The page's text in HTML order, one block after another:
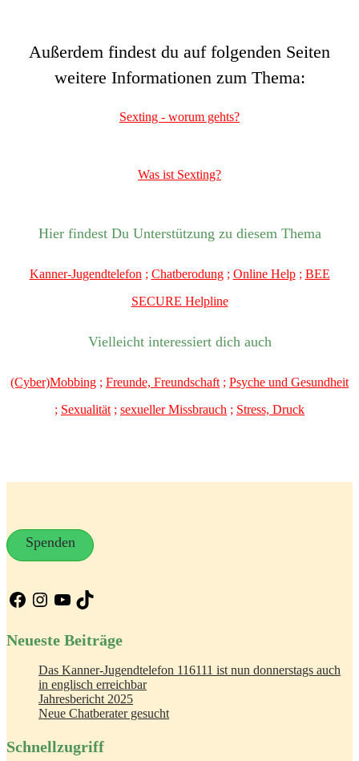
Außerdem findest du auf folgenden Seiten
weitere Informationen zum Thema:
Sexting - worum gehts?
Was ist Sexting?
Hier findest Du Unterstützung zu diesem Thema
Kanner-Jugendtelefon ; Chatberodung; Online Help; BEE
SECURE Helpline
Vielleicht interessiert dich auch
(Cyber)Mobbing ; Freunde, Freundschaft ; Psyche und Gesundheit
; Sexualität ; sexueller Missbrauch ; Stress, Druck
Spenden
Facebook
Instagram
YouTube
TikTok
Neueste Beiträge
Das Kanner-Jugendtelefon 116111 ist nun donnerstags auch
in englisch erreichbar
Jahresbericht 2025
Neue Chatberater gesucht
Schnellzugriff